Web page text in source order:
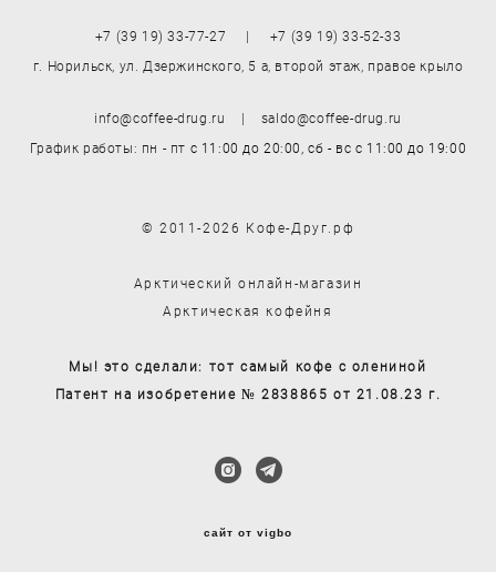
+7 (39 19) 33-77-27 | +7 (39 19) 33-52-33
г. Норильск, ул. Дзержинского, 5 а, второй этаж, правое крыло
info@coffee-drug.ru | saldo@coffee-drug.ru
График работы: пн - пт с 11:00 до 20:00,сб - вс с 11:00 до 19:00
© 2011-2026 Кофе-Друг.рф
Арктический онлайн-магазин
Арктическая кофейня
Мы! это сделали: тот самый кофе с олениной
Патент на изобретение № 2838865 от 21.08.23 г.
сайт от vigbo